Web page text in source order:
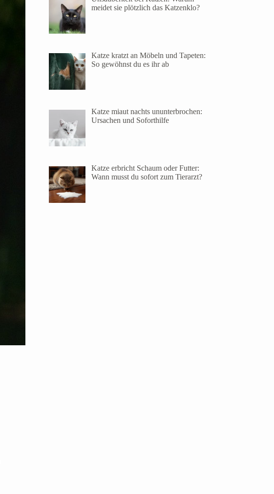
meidet sie plötzlich das Katzenklo?
Katze kratzt an Möbeln und Tapeten:
So gewöhnst du es ihr ab
Katze miaut nachts ununterbrochen:
Ursachen und Soforthilfe
Katze erbricht Schaum oder Futter:
Wann musst du sofort zum Tierarzt?